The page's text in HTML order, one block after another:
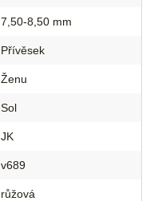
7,50-8,50 mm
Přívěsek
Ženu
Sol
JK
v689
růžová